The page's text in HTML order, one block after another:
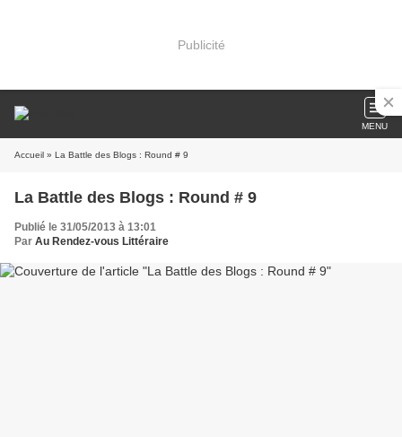
Publicité
MENU
Accueil » La Battle des Blogs : Round # 9
La Battle des Blogs : Round # 9
Publié le 31/05/2013 à 13:01
Par Au Rendez-vous Littéraire